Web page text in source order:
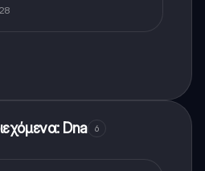
Dna 6